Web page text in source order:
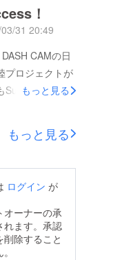
！
31 20:49
DASH CAMの日
プロジェクトが
Success！ あ
き宜しくお願
。
もっと見る
もっと見る
ログイン が
オーナーの承
れます。承認
削除すること